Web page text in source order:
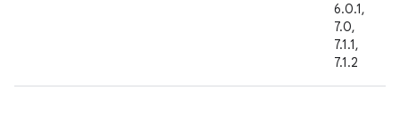
6.0.1,
7.0,
7.1.1,
7.1.2